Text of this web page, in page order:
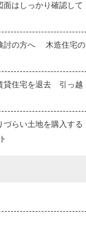
面はしっかり確認して
討の方へ 木造住宅の
貸住宅を退去 引っ越
づらい土地を購入する